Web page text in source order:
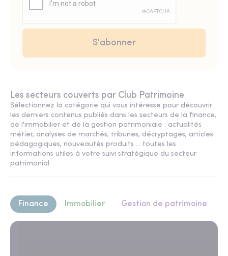
Les secteurs couverts par Club Patrimoine
Sélectionnez la catégorie qui vous intéresse pour découvrir
les derniers contenus publiés dans les secteurs de la finance,
de l'immobilier et de la gestion patrimoniale : actualités
métier, analyses de marchés, tribunes, décryptages, articles
pédagogiques, nouveautés produits ... toutes les
informations utiles à votre suivi stratégique du secteur
patrimonial.
Finance Immobilier Gestion de patrimoine